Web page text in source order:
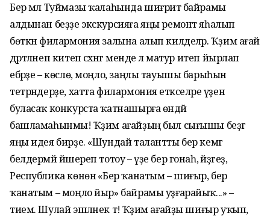
Бер мәл Туймазы ҡалаһында шиғриәт байрамы
алдынан беҙҙе экскурсияға яңы ремонт яһалып
бөткән филармония залына алып килделәр. Ҡәҙим ағай
дәртләнеп китеп сәхнәгә менде лә матур итеп йырлап
ебәрҙе – көслө, моңло, заңлы тауышы барыһын
тетрәндерҙе, хатта филармония етәкселәре үҙен
буласаҡ конкурста ҡатнашырға өндәй
башламаһынмы! Ҡәҙим ағайҙың был сығышы беҙгә
яңы идея бирҙе. «Шундай талантты бер кемгә
белдермәй йәшереп тотоу – үҙе бер гонаһ, әйҙәгеҙ,
Республика көнөнә «Бер ҡанатым – шиғыр, бер
ҡанатым – моңло йыр» байрамы уҙғарайыҡ...» –
тием. Шулай эшләнек тә! Ҡәҙим ағайҙы шиғыр уҡып,